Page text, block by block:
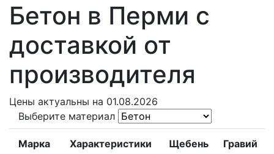
Бетон в Перми с
доставкой от
производителя
Цены актуальны на 01.08.2026
Выберите материал
Марка Характеристики Щебень Гравий